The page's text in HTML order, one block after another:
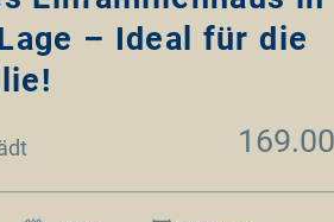
– Ideal für die